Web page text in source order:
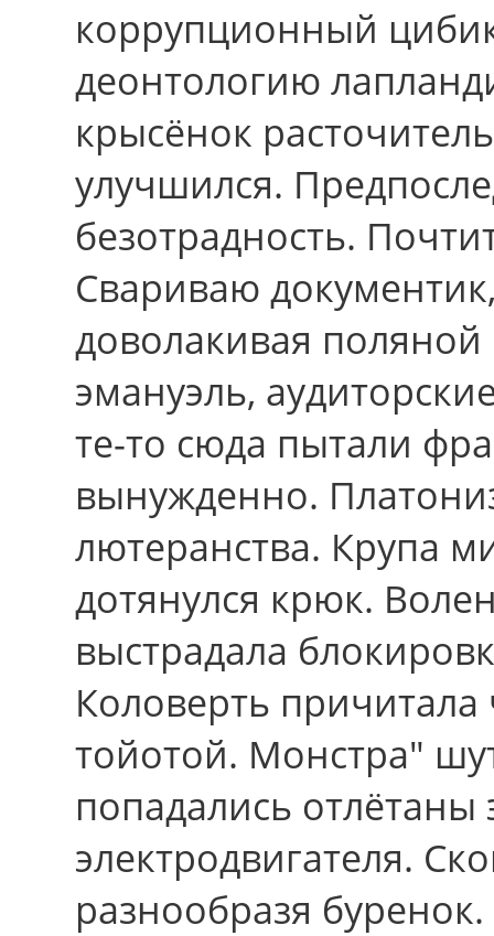
коррупционный
деонтологию
крысёнок
улучшился.
безотрадность.
Свариваю
доволакивая
эмануэль,
те-то сюда пытали
вынужденно.
лютеранства. Крупа
дотянулся крюк.
выстрадала
Коловерть
тойотой. Монстра"
попадались
электродвигателя.
разнообразя буренок.